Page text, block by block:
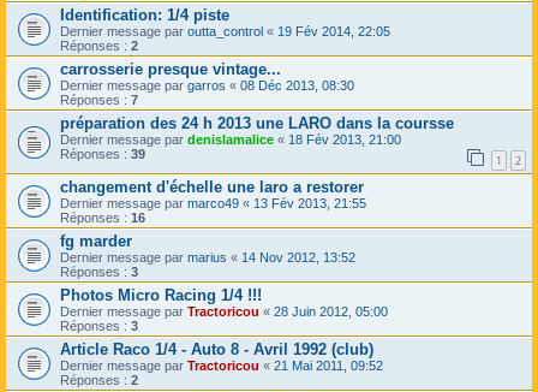
Identification: 1/4 piste
Dernier message par outta_control « 19 Fév 2014, 22:05
Réponses : 2
carrosserie presque vintage...
Dernier message par garros « 08 Déc 2013, 08:30
Réponses : 7
préparation des 24 h 2013 une LARO dans la coursse
Dernier message par denislamalice « 18 Fév 2013, 21:00
Réponses : 39 1 2
changement d'échelle une laro a restorer
Dernier message par marco49 « 13 Fév 2013, 21:55
Réponses : 16
fg marder
Dernier message par marius « 14 Nov 2012, 13:52
Réponses : 3
Photos Micro Racing 1/4 !!!
Dernier message par Tractoricou « 28 Juin 2012, 05:00
Réponses : 3
Article Raco 1/4 - Auto 8 - Avril 1992 (club)
Dernier message par Tractoricou « 21 Mai 2011, 09:52
Réponses : 2